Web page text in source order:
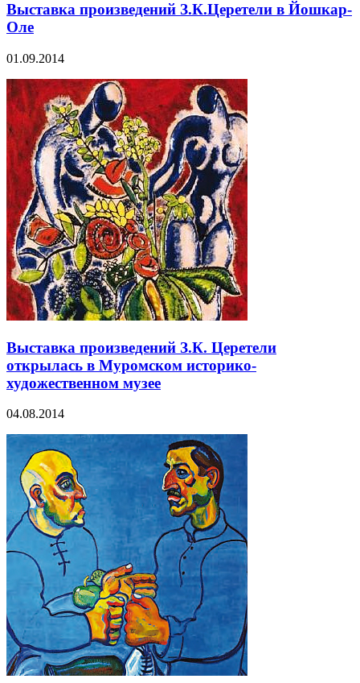
Выставка произведений З.К.Церетели в Йошкар-
Оле
01.09.2014
Выставка произведений З.К. Церетели
открылась в Муромском историко-
художественном музее
04.08.2014